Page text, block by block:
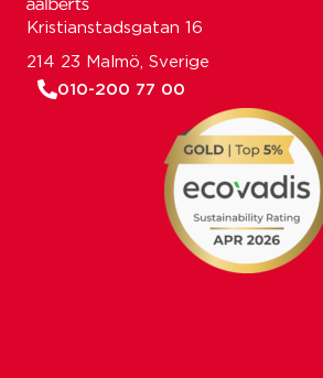
Kristianstadsgatan 16
214 23 Malmö, Sverige
010-200 77 00